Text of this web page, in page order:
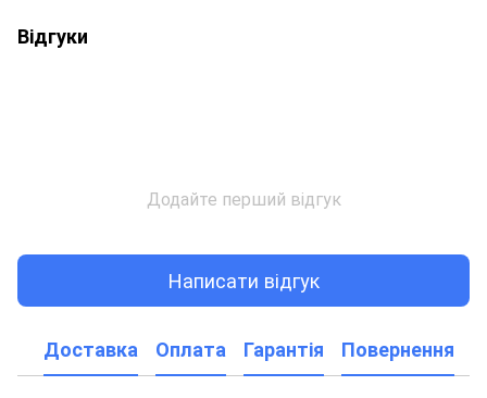
Відгуки
Додайте перший відгук
Написати відгук
Доставка Оплата Гарантія Повернення